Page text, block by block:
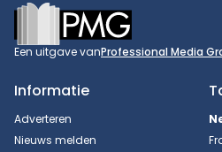
Footer
Een uitgave vanProfessional Media
Informatie
Adverteren
Nieuws melden